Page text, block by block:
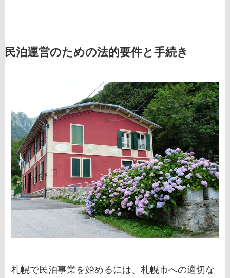
民泊運営のための法的要件と手続き
札幌で民泊事業を始めるには、札幌市への適切な